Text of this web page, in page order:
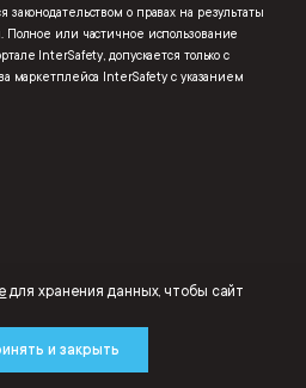
о правах на результаты
Полное или частичное использование
InterSafety, допускается только с
маркетплейса InterSafety с указанием
для хранения данных, чтобы сайт
и закрыть